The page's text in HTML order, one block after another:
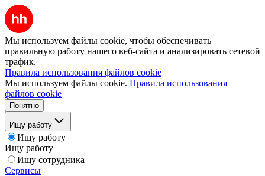
Мы используем файлы cookie, чтобы обеспечивать
правильную работу нашего веб-сайта и анализировать сетевой
трафик.
Правила использования файлов cookie
Мы используем файлы cookie. Правила использования
файлов cookie
Понятно
Ищу работу
Ищу работу
Ищу работу
Ищу сотрудника
Сервисы